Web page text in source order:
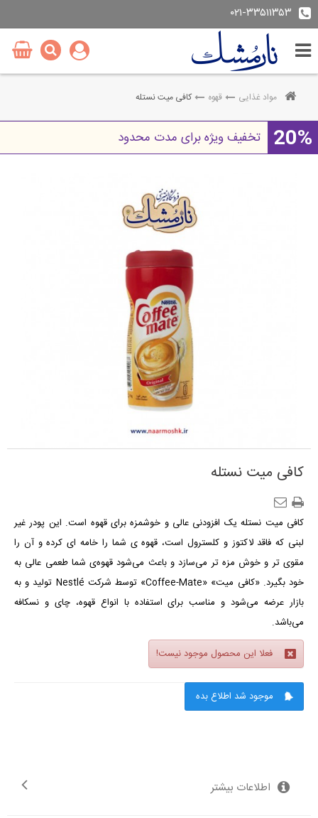
۰۲۱-۳۳۵۱۱۳۵۳
مواد غذایی قهوه کافی میت نستله
20% تخفیف ویژه برای مدت محدود
کافی میت نستله
کافی میت نستله یک افزودنی عالی و خوشمزه برای قهوه است. این پودر غیر
لبنی که فاقد لاکتوز و کلسترول است، قهوه ی شما را خامه ای کرده و آن را
مقوی تر و خوش مزه تر می‌سازد و باعث می‌شود قهوه‌ی شما طعمی عالی به
خود بگیرد. «کافی میت» «Coffee-Mate»
توسط شرکت Nestlé تولید و به
بازار عرضه می‌شود و مناسب برای استفاده با انواع قهوه، چای و نسکافه
می‌باشد.
فعلا این محصول موجود نیست!
موجود شد اطلاع بده
اطلاعات بیشتر